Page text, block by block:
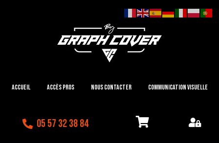
Accueil Accès Pros Nous contacter Communication visuelle
05 57 32 38 84